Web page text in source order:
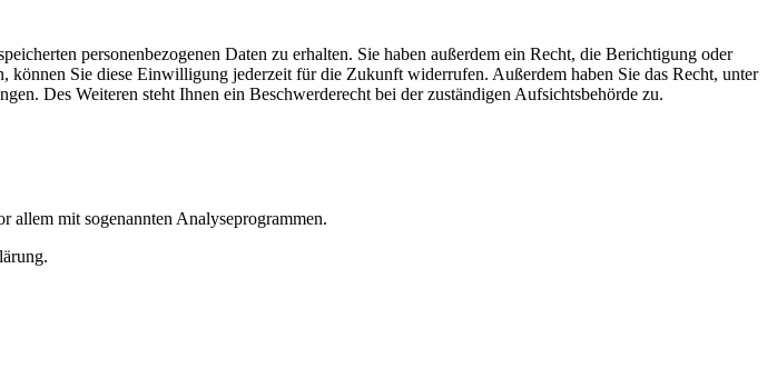
personenbezogenen Daten zu erhalten. Sie haben außerdem ein Recht, die Berichtigung oder
Sie diese Einwilligung jederzeit für die Zukunft widerrufen. Außerdem haben Sie das Recht, unter
Des Weiteren steht Ihnen ein Beschwerderecht bei der zuständigen Aufsichtsbehörde zu.
allem mit sogenannten Analyseprogrammen.